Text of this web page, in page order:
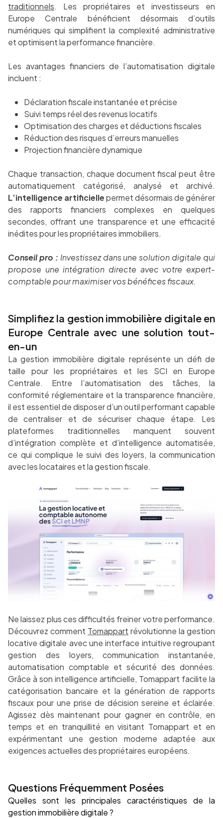
traditionnels. Les propriétaires et investisseurs en
Europe Centrale bénéficient désormais d’outils
numériques qui simplifient la complexité administrative
et optimisent la performance financière.
Les avantages financiers de l’automatisation digitale
incluent :
Déclaration fiscale instantanée et précise
Suivi temps réel des revenus locatifs
Optimisation des charges et déductions fiscales
Réduction des risques d’erreurs manuelles
Projection financière dynamique
Chaque transaction, chaque document fiscal peut être
automatiquement catégorisé, analysé et archivé.
L’intelligence artificiellepermet désormais de générer
des rapports financiers complexes en quelques
secondes, offrant une transparence et une efficacité
inédites pour les propriétaires immobiliers.
Conseil pro : Investissez dans une solution digitale qui
propose une intégration directe avec votre expert-
comptable pour maximiser vos bénéfices fiscaux.
Simplifiez la gestion immobilière digitale en
Europe Centrale avec une solution tout-
en-un
La gestion immobilière digitale représente un défi de
taille pour les propriétaires et les SCI en Europe
Centrale. Entre l’automatisation des tâches, la
conformité réglementaire et la transparence financière,
il est essentiel de disposer d’un outil performant capable
de centraliser et de sécuriser chaque étape. Les
plateformes traditionnelles manquent souvent
d’intégration complète et d’intelligence automatisée,
ce qui complique le suivi des loyers, la communication
avec les locataires et la gestion fiscale.
Ne laissez plus ces difficultés freiner votre performance.
Découvrez comment Tomappart révolutionne la gestion
locative digitale avec une interface intuitive regroupant
gestion des loyers, communication instantanée,
automatisation comptable et sécurité des données.
Grâce à son intelligence artificielle, Tomappart facilite la
catégorisation bancaire et la génération de rapports
fiscaux pour une prise de décision sereine et éclairée.
Agissez dès maintenant pour gagner en contrôle, en
temps et en tranquillité en visitant Tomappart et en
expérimentant une gestion moderne adaptée aux
exigences actuelles des propriétaires européens.
Questions Fréquemment Posées
Quelles sont les principales caractéristiques de la
gestion immobilière digitale ?